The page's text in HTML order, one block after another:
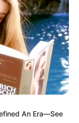
motos
Verde:
An Era—See